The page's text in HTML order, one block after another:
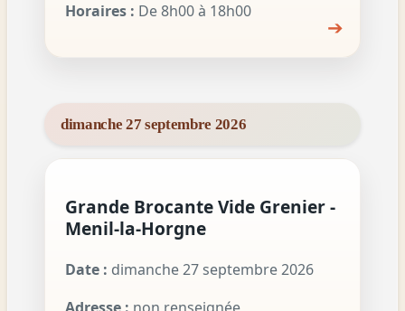
Horaires : De 8h00 à 18h00
➔
dimanche 27 septembre 2026
Grande Brocante Vide Grenier -
Menil-la-Horgne
Date : dimanche 27 septembre 2026
Adresse : non renseignée